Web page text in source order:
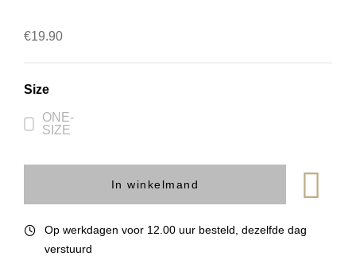
€19.90
Size
ONE-
SIZE
In winkelmand
Op werkdagen voor 12.00 uur besteld, dezelfde dag
verstuurd